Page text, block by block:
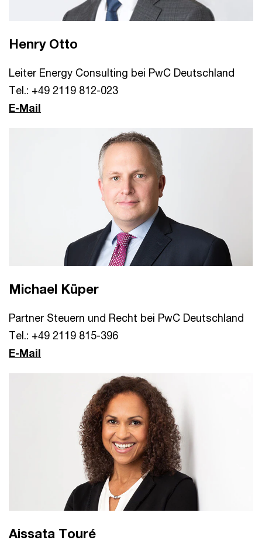
Henry Otto
Leiter Energy Consulting bei PwC Deutschland
Tel.: +49 2119 812-023
E-Mail
Michael Küper
Partner Steuern und Recht bei PwC Deutschland
Tel.: +49 2119 815-396
E-Mail
Aissata Touré